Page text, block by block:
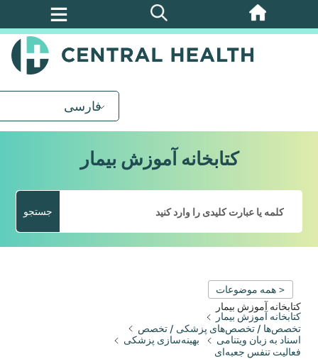
پرش
فارسی
کتابخانه آموزش بیمار
جستجو
< همه موضوعات
کتابخانه آموزش بیمار
کتابخانه آموزش بیمار
تخصص‌ها / تخصص‌های پزشکی / تخصص
اسناد به زبان ویتنامی
بهینه‌سازی پزشکی
فعالیت تنفس جعبه‌ای